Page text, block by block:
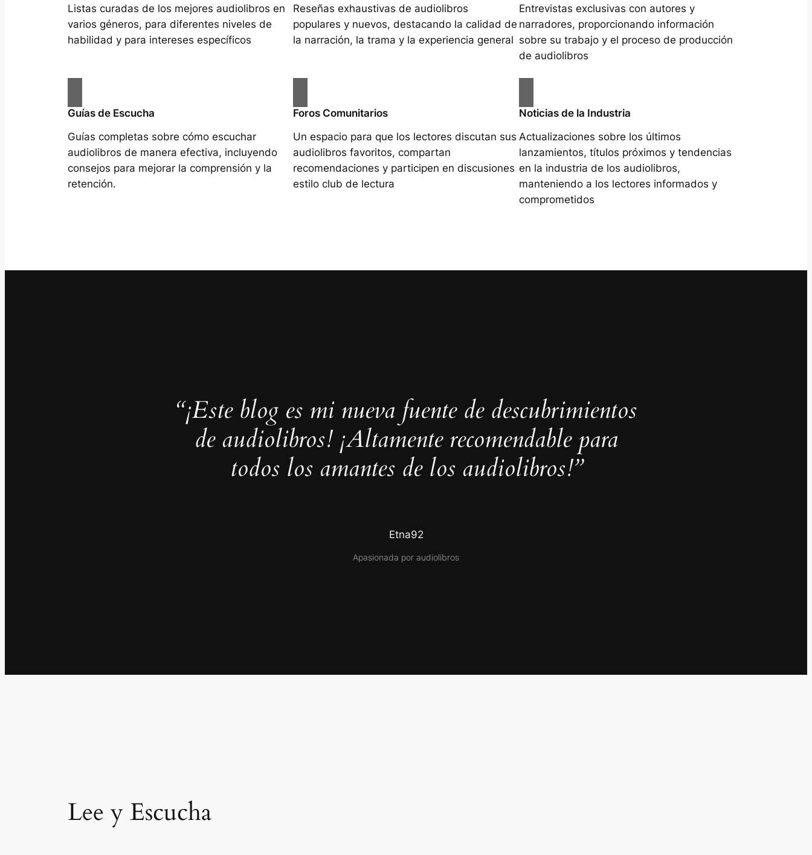
Listas curadas de los mejores audiolibros en
varios géneros, para diferentes niveles de
habilidad y para intereses específicos
Reseñas exhaustivas de audiolibros
populares y nuevos, destacando la calidad de
la narración, la trama y la experiencia general
Entrevistas exclusivas con autores y
narradores, proporcionando información
sobre su trabajo y el proceso de producción
de audiolibros
Guías de Escucha
Guías completas sobre cómo escuchar
audiolibros de manera efectiva, incluyendo
consejos para mejorar la comprensión y la
retención.
Foros Comunitarios
Un espacio para que los lectores discutan sus
audiolibros favoritos, compartan
recomendaciones y participen en discusiones
estilo club de lectura
Noticias de la Industria
Actualizaciones sobre los últimos
lanzamientos, títulos próximos y tendencias
en la industria de los audiolibros,
manteniendo a los lectores informados y
comprometidos
“¡Este blog es mi nueva fuente de descubrimientos
de audiolibros! ¡Altamente recomendable para
todos los amantes de los audiolibros!”
Etna92
Apasionada por audiolibros
Lee y Escucha